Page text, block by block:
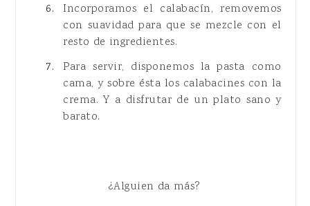
Incorporamos el calabacín, removemos
con suavidad para que se mezcle con el
resto de ingredientes.
Para servir, disponemos la pasta como
cama, y sobre ésta los calabacines con la
crema. Y a disfrutar de un plato sano y
barato.
¿Alguien da más?